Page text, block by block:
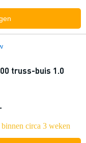
truss-buis 1.0
circa 3 weken